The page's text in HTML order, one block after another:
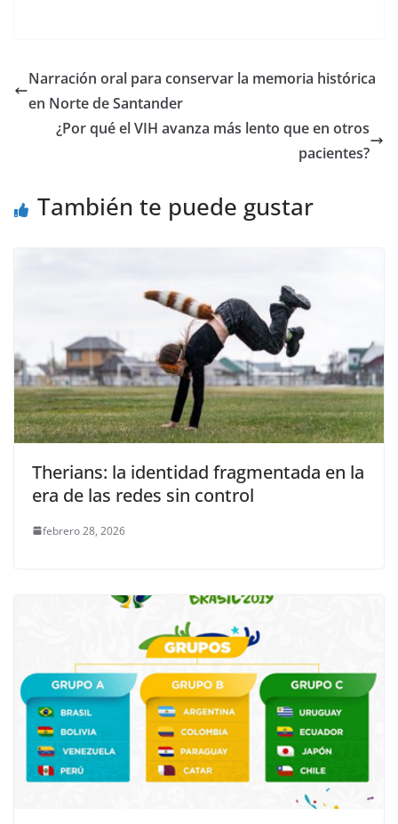
Narración oral para conservar la memoria histórica
en Norte de Santander
¿Por qué el VIH avanza más lento que en otros
pacientes?
También te puede gustar
Therians: la identidad fragmentada en la
era de las redes sin control
febrero 28, 2026